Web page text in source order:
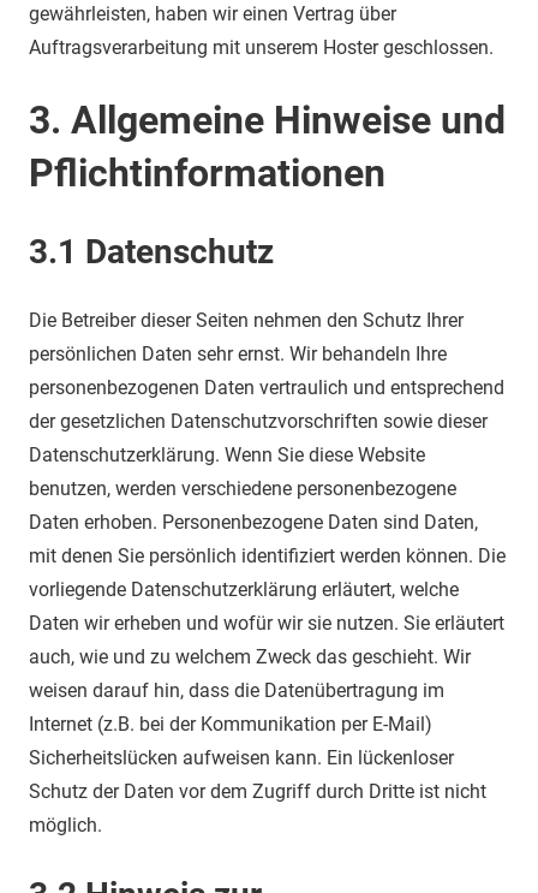
gewährleisten, haben wir einen Vertrag über
Auftragsverarbeitung mit unserem Hoster geschlossen.
3. Allgemeine Hinweise und
Pflichtinformationen
3.1 Datenschutz
Die Betreiber dieser Seiten nehmen den Schutz Ihrer
persönlichen Daten sehr ernst. Wir behandeln Ihre
personenbezogenen Daten vertraulich und entsprechend
der gesetzlichen Datenschutzvorschriften sowie dieser
Datenschutzerklärung. Wenn Sie diese Website
benutzen, werden verschiedene personenbezogene
Daten erhoben. Personenbezogene Daten sind Daten,
mit denen Sie persönlich identifiziert werden können. Die
vorliegende Datenschutzerklärung erläutert, welche
Daten wir erheben und wofür wir sie nutzen. Sie erläutert
auch, wie und zu welchem Zweck das geschieht. Wir
weisen darauf hin, dass die Datenübertragung im
Internet (z.B. bei der Kommunikation per E-Mail)
Sicherheitslücken aufweisen kann. Ein lückenloser
Schutz der Daten vor dem Zugriff durch Dritte ist nicht
möglich.